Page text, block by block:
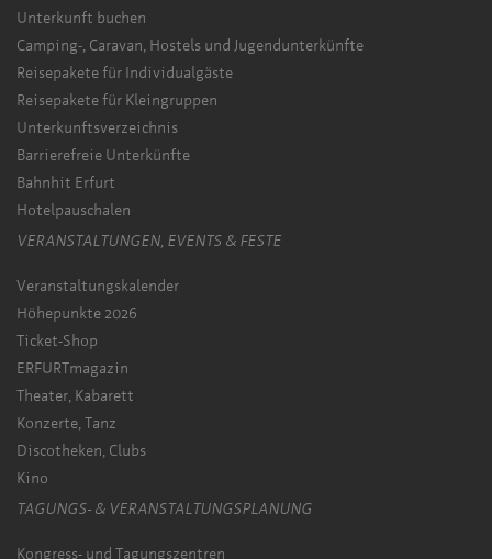
Unterkunft buchen
Camping-, Caravan, Hostels und Jugendunterkünfte
Reisepakete für Individualgäste
Reisepakete für Kleingruppen
Unterkunftsverzeichnis
Barrierefreie Unterkünfte
Bahnhit Erfurt
Hotelpauschalen
VERANSTALTUNGEN, EVENTS & FESTE
Veranstaltungskalender
Höhepunkte 2026
Ticket-Shop
ERFURTmagazin
Theater, Kabarett
Konzerte, Tanz
Discotheken, Clubs
Kino
TAGUNGS- & VERANSTALTUNGSPLANUNG
Kongress- und Tagungszentren